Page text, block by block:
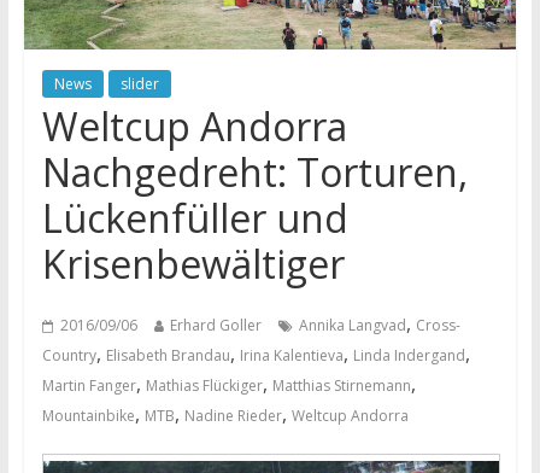
News slider
Weltcup Andorra
Nachgedreht: Torturen,
Lückenfüller und
Krisenbewältiger
2016/09/06 Erhard Goller Annika Langvad, Cross-
Country, Elisabeth Brandau, Irina Kalentieva, Linda Indergand,
Martin Fanger, Mathias Flückiger, Matthias Stirnemann,
Mountainbike, MTB, Nadine Rieder, Weltcup Andorra